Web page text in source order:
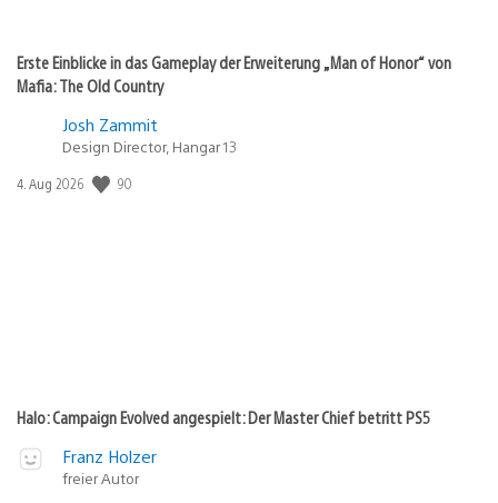
Erste Einblicke in das Gameplay der Erweiterung „Man of Honor“ von
Mafia: The Old Country
Josh Zammit
Design Director, Hangar 13
Veröffentlichungsdatum:
4. Aug 2026 90
Halo: Campaign Evolved angespielt: Der Master Chief betritt PS5
Franz Holzer
freier Autor